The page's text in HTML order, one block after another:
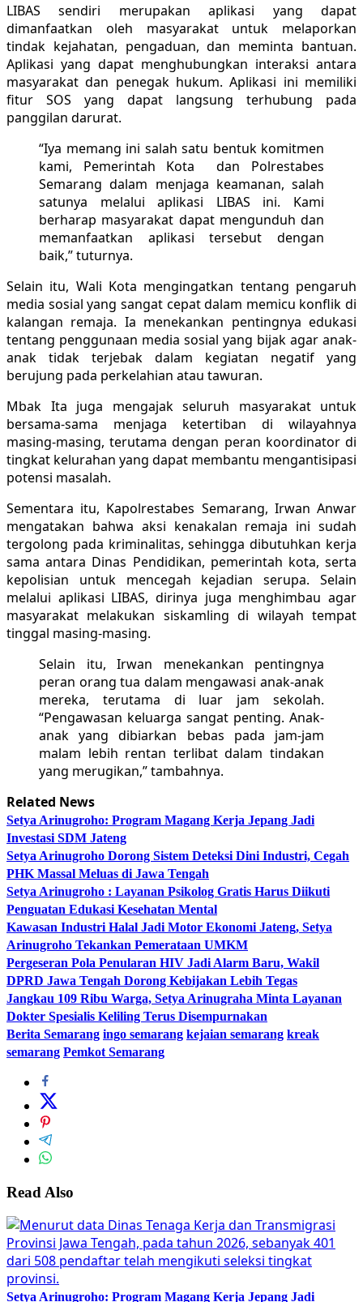
LIBAS sendiri merupakan aplikasi yang dapat
dimanfaatkan oleh masyarakat untuk melaporkan
tindak kejahatan, pengaduan, dan meminta bantuan.
Aplikasi yang dapat menghubungkan interaksi antara
masyarakat dan penegak hukum. Aplikasi ini memiliki
fitur SOS yang dapat langsung terhubung pada
panggilan darurat.
“Iya memang ini salah satu bentuk komitmen
kami, Pemerintah Kota dan Polrestabes
Semarang dalam menjaga keamanan, salah
satunya melalui aplikasi LIBAS ini. Kami
berharap masyarakat dapat mengunduh dan
memanfaatkan aplikasi tersebut dengan
baik,” tuturnya.
Selain itu, Wali Kota mengingatkan tentang pengaruh
media sosial yang sangat cepat dalam memicu konflik di
kalangan remaja. Ia menekankan pentingnya edukasi
tentang penggunaan media sosial yang bijak agar anak-
anak tidak terjebak dalam kegiatan negatif yang
berujung pada perkelahian atau tawuran.
Mbak Ita juga mengajak seluruh masyarakat untuk
bersama-sama menjaga ketertiban di wilayahnya
masing-masing, terutama dengan peran koordinator di
tingkat kelurahan yang dapat membantu mengantisipasi
potensi masalah.
Sementara itu, Kapolrestabes Semarang, Irwan Anwar
mengatakan bahwa aksi kenakalan remaja ini sudah
tergolong pada kriminalitas, sehingga dibutuhkan kerja
sama antara Dinas Pendidikan, pemerintah kota, serta
kepolisian untuk mencegah kejadian serupa. Selain
melalui aplikasi LIBAS, dirinya juga menghimbau agar
masyarakat melakukan siskamling di wilayah tempat
tinggal masing-masing.
Selain itu, Irwan menekankan pentingnya
peran orang tua dalam mengawasi anak-anak
mereka, terutama di luar jam sekolah.
“Pengawasan keluarga sangat penting. Anak-
anak yang dibiarkan bebas pada jam-jam
malam lebih rentan terlibat dalam tindakan
yang merugikan,” tambahnya.
Related News
Setya Arinugroho: Program Magang Kerja Jepang Jadi
Investasi SDM Jateng
Setya Arinugroho Dorong Sistem Deteksi Dini Industri, Cegah
PHK Massal Meluas di Jawa Tengah
Setya Arinugroho : Layanan Psikolog Gratis Harus Diikuti
Penguatan Edukasi Kesehatan Mental
Kawasan Industri Halal Jadi Motor Ekonomi Jateng, Setya
Arinugroho Tekankan Pemerataan UMKM
Pergeseran Pola Penularan HIV Jadi Alarm Baru, Wakil
DPRD Jawa Tengah Dorong Kebijakan Lebih Tegas
Jangkau 109 Ribu Warga, Setya Arinugraha Minta Layanan
Dokter Spesialis Keliling Terus Disempurnakan
Berita Semarang ingo semarang kejaian semarang kreak
semarang Pemkot Semarang
Read Also
Setya Arinugroho: Program Magang Kerja Jepang Jadi